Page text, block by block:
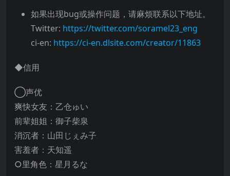
如果出现bug或操作问题，请麻烦联系以下地址。
Twitter: https://twitter.com/soramel23_eng
ci-en: https://ci-en.dlsite.com/creator/11863
◆信用
◯声优
爽快女友：乙仓ゅい
前辈姐姐：御子柴泉
消沉者：山田じぇみ子
害羞者：天知遥
○里角色：星月るな